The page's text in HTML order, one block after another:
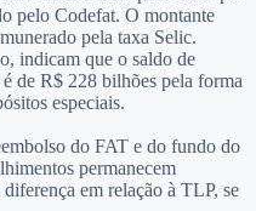
pelo Codefat. O montante
pela taxa Selic.
indicam que o saldo de
de R$ 228 bilhões pela forma
especiais.
do FAT e do fundo do
permanecem
em relação à TLP, se